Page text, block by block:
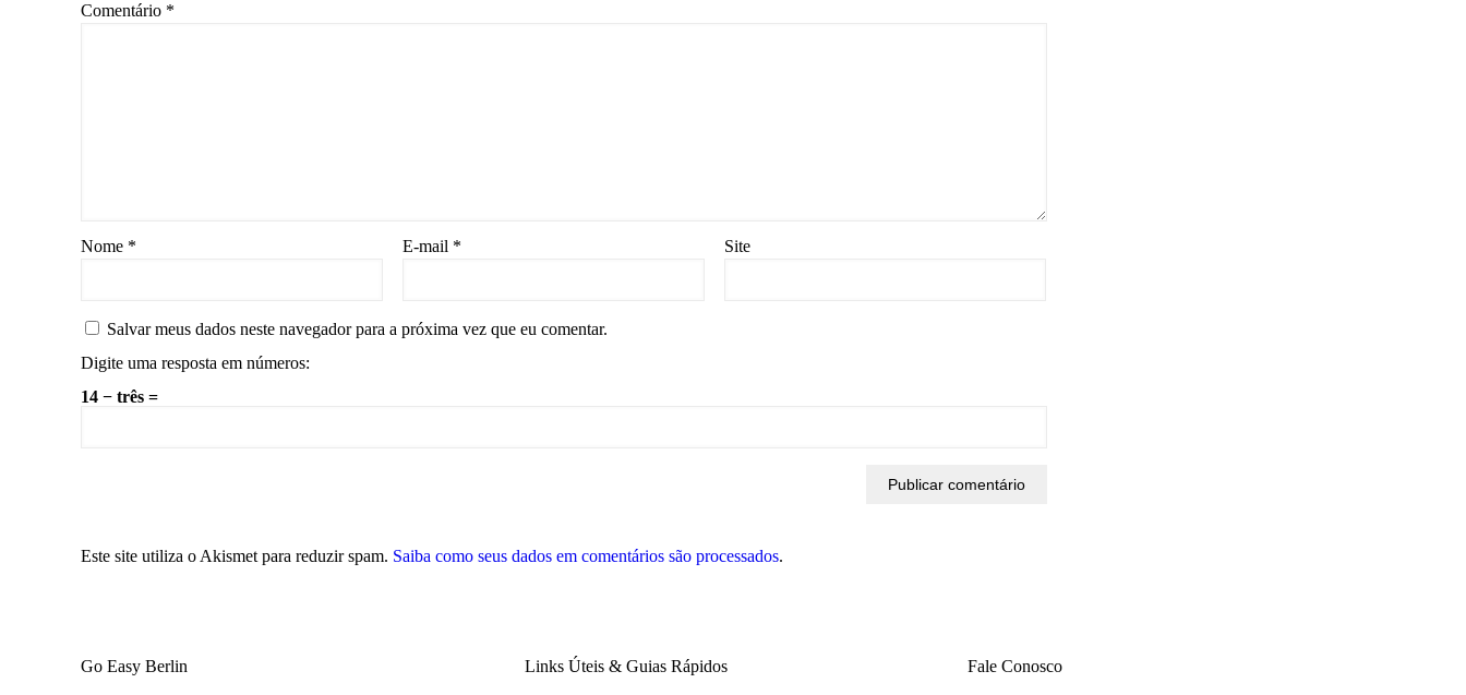
Comentário *
Nome * E-mail * Site
Salvar meus dados neste navegador para a próxima vez que eu comentar.
Digite uma resposta em números:
14 − três =
Este site utiliza o Akismet para reduzir spam. Saiba como seus dados em comentários são processados.
Go Easy Berlin Links Úteis & Guias Rápidos Fale Conosco